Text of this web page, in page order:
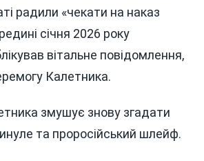
радили «чекати на наказ
січня 2026 року
вітальне повідомлення,
Калетника.
змушує знову згадати
та проросійський шлейф.